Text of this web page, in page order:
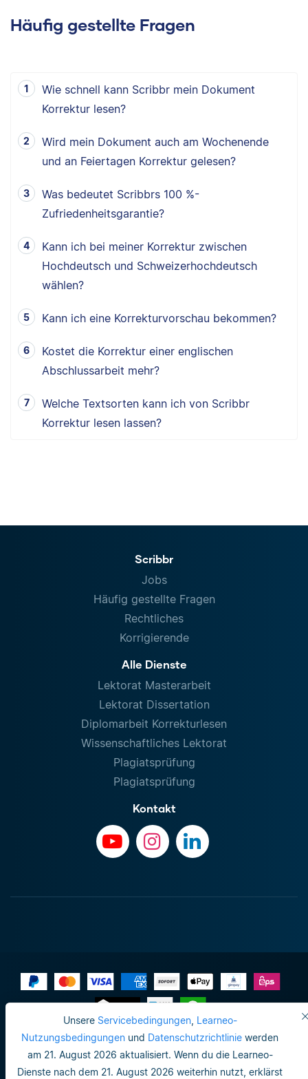
Unsere Servicebedingungen, Learneo-
Nutzungsbedingungen und Datenschutzrichtlinie werden
am 21. August 2026 aktualisiert. Wenn du die Learneo-
Dienste nach dem 21. August 2026 weiterhin nutzt, erklärst
Häufig gestellte Fragen
Wie schnell kann Scribbr mein Dokument
Korrektur lesen?
Wird mein Dokument auch am Wochenende
und an Feiertagen Korrektur gelesen?
Was bedeutet Scribbrs 100 %-
Zufriedenheitsgarantie?
Kann ich bei meiner Korrektur zwischen
Hochdeutsch und Schweizerhochdeutsch
wählen?
Kann ich eine Korrekturvorschau bekommen?
Kostet die Korrektur einer englischen
Abschlussarbeit mehr?
Welche Textsorten kann ich von Scribbr
Korrektur lesen lassen?
Scribbr
Jobs
Häufig gestellte Fragen
Rechtliches
Korrigierende
Alle Dienste
Lektorat Masterarbeit
Lektorat Dissertation
Diplomarbeit Korrekturlesen
Wissenschaftliches Lektorat
Plagiatsprüfung
Plagiatsprüfung
Kontakt
Impressum
Datenschutzrichtlinie